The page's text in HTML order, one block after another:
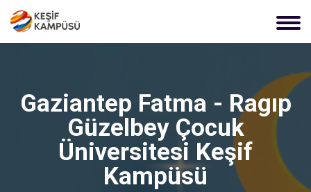
Gaziantep Fatma - Ragıp
Güzelbey Çocuk
Üniversitesi Keşif
Kampüsü